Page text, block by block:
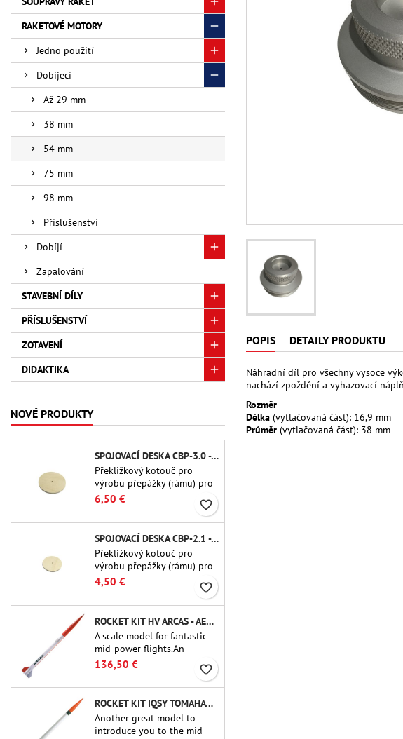
RAKETOVÉ MOTORY
Jedno použití
Dobíjecí
Až 29 mm
38 mm
54 mm
75 mm
98 mm
Příslušenství
Dobíjí
Zapalování
STAVEBNÍ DÍLY
PŘÍSLUŠENSTVÍ
ZOTAVENÍ
DIDAKTIKA
NOVÉ PRODUKTY
SPOJOVACÍ DESKA CBP-3.0 - PUBLIC MISSILES LTD.
Překližkový kotouč pro
výrobu přepážky (rámu) pro
trubkové spojky Public
Missiles Ltd. o průměru 75
mm (PT-3.0/QT-3.0)
6,50 € favorite_border
SPOJOVACÍ DESKA CBP-2.1 - PUBLIC MISSILES LTD.
Překližkový kotouč pro
výrobu přepážky (rámu) pro
trubkové spojky Public
Missiles Ltd. o průměru 54
mm (PT-2.1 nebo QT-2.1)
4,50 € favorite_border
ROCKET KIT HV ARCAS - AEROTECH
A scale model for fantastic
mid-power flights.An
uncompromising kit that
allows you to build a replica
of one of the most famous
sounding-rocket ever.
136,50 € favorite_border
ROCKET KIT IQSY TOMAHAWK - AEROTECH
Another great model to
introduce you to the mid-
POPIS DETAILY PRODUKTU
Náhradní díl pro všechny vysoce
nachází zpoždění a vyhazovací
Rozměr
Délka (vytlačovaná část): 16,9 mm
Průměr (vytlačovaná část): 38 mm